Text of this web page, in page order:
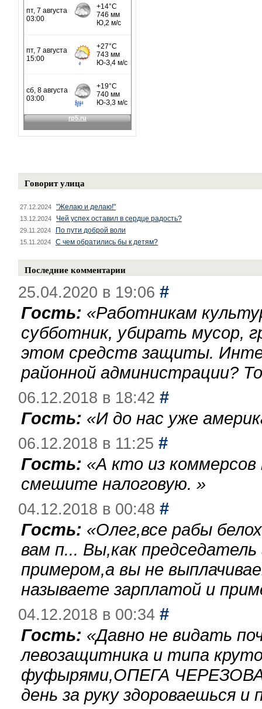
Говорит улица
27.12.2024 "Желаю и делаю!"
13.12.2024 Чей успех оставил в сердце радость?
29.11.2024 По пути доброй воли
15.11.2024 С чем обратились бы к детям?
Последние комментарии
25.04.2020 в 19:06 #
Гость: «Работникам
субботник, убирать мусор,
этом средств защиты.
районной администрации?
06.12.2018 в 18:42 #
Гость: «И до нас уже
06.12.2018 в 11:25 #
Гость: «А кто из
смешите налоговую. »
04.12.2018 в 00:48 #
Гость: «Олег,все рабы
вам п... Вы,как
примером,а вы не
называете зарплатой и
04.12.2018 в 00:34 #
Гость: «Давно не видать
левозащитника и типа
фуфырями,ОПЕГА
день за руку здороваешься